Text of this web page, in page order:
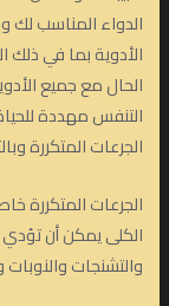
الدواء المناسب لك
الأدوية بما في ذلك
الحال مع جميع
التنفس مهددة للحياة
الجرعات المتكررة
الجرعات المتكررة
الكلى يمكن أن
والتشنجات والنوبات